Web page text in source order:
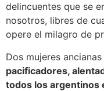
delincuentes que se
nosotros, libres de
opere el milagro de
Dos mujeres
pacificadores,
todos los argentinos